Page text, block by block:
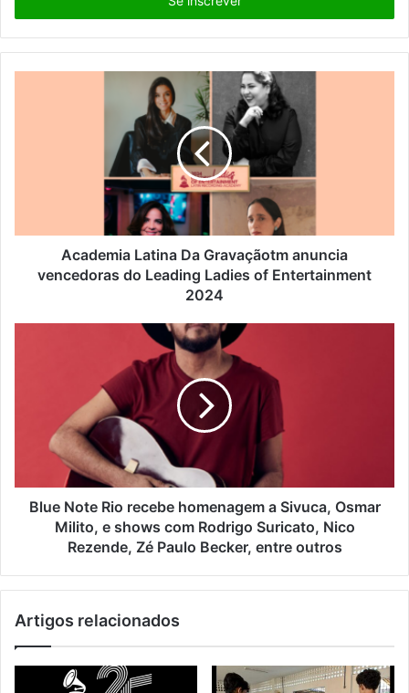
r
a
e
e
Academia Latina Da Gravaçãotm anuncia
vencedoras do Leading Ladies of Entertainment
2024
Blue Note Rio recebe homenagem a Sivuca, Osmar
Milito, e shows com Rodrigo Suricato, Nico
Rezende, Zé Paulo Becker, entre outros
Artigos relacionados